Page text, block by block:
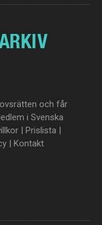
och får
i Svenska
| Prislista |
| Kontakt